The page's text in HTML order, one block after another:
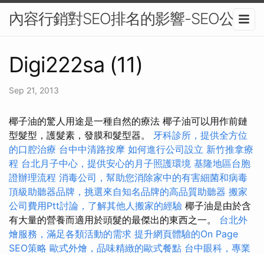
內容行銷對SEO排名的影響-SEO公司
Digi222sa (11)
Sep 21, 2013
椰子油的驚人用途是一種自然的療法 椰子油可以用作前鏈
型髮型，護髮素，發膜和髮型器。 牙科診所，提供全方位
的口腔治療 台中中清路按摩 如何進行公司設立 新竹推拿療
程 台北月子中心，提供安心的月子照護環境 基隆地區台胞
證辦理流程 消毒公司，幫助您消除家中的有害細菌和病毒
頂級助聽器品牌，挑選來自知名品牌的高品質助聽器 搬家
公司費用Ptt討論，了解其他人搬家的經驗 椰子油是由於含
有大量的營養而適用於頭髮的最傑出的東西之一。 台北外
燴服務，滿足各類活動的需求 提升網頁體驗的On Page
SEO策略 歐式外燴，品味精緻的歐式餐點 台中眼科，專業